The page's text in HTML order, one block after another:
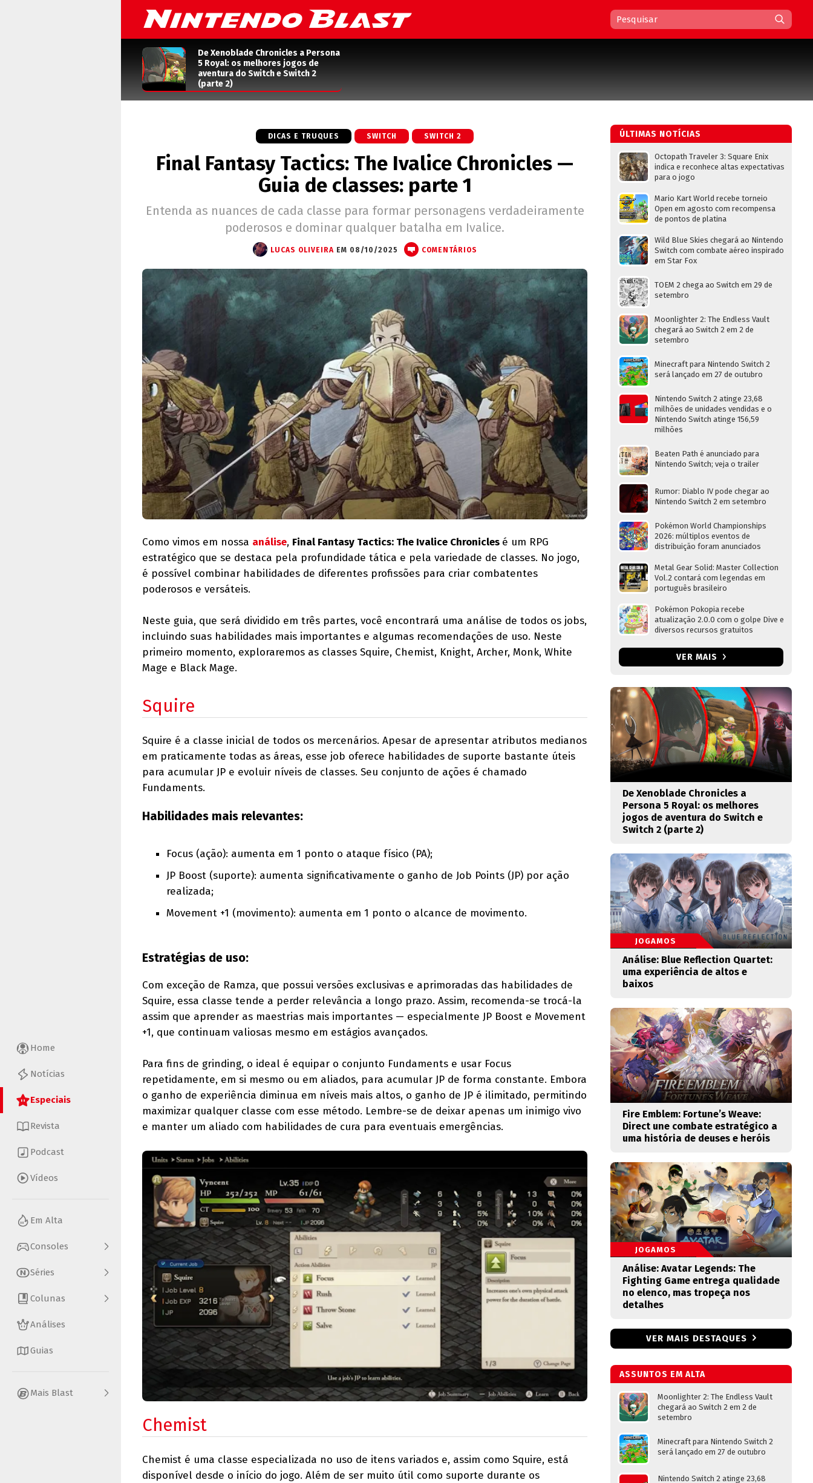
Home
Notícias
Especiais
Revista
Podcast
Vídeos
Em Alta
Consoles
Séries
Colunas
Análises
Guias
Mais Blast
De Xenoblade Chronicles a Persona
5 Royal: os melhores jogos de
aventura do Switch e Switch 2
(parte 2)
DICAS E TRUQUES SWITCH SWITCH 2
Final Fantasy Tactics: The Ivalice Chronicles —
Guia de classes: parte 1
Entenda as nuances de cada classe para formar personagens verdadeiramente
poderosos e dominar qualquer batalha em Ivalice.
LUCAS OLIVEIRA EM 08/10/2025 COMENTÁRIOS
Como vimos em nossa análise, Final Fantasy Tactics: The Ivalice Chronicles é um RPG
estratégico que se destaca pela profundidade tática e pela variedade de classes. No jogo,
é possível combinar habilidades de diferentes profissões para criar combatentes
poderosos e versáteis.
Neste guia, que será dividido em três partes, você encontrará uma análise de todos os jobs,
incluindo suas habilidades mais importantes e algumas recomendações de uso. Neste
primeiro momento, exploraremos as classes Squire, Chemist, Knight, Archer, Monk, White
Mage e Black Mage.
Squire
Squire é a classe inicial de todos os mercenários. Apesar de apresentar atributos medianos
em praticamente todas as áreas, esse job oferece habilidades de suporte bastante úteis
para acumular JP e evoluir níveis de classes. Seu conjunto de ações é chamado
Fundaments.
Habilidades mais relevantes:
Focus (ação): aumenta em 1 ponto o ataque físico (PA);
JP Boost (suporte): aumenta significativamente o ganho de Job Points (JP) por ação
realizada;
Movement +1 (movimento): aumenta em 1 ponto o alcance de movimento.
Estratégias de uso:
Com exceção de Ramza, que possui versões exclusivas e aprimoradas das habilidades de
Squire, essa classe tende a perder relevância a longo prazo. Assim, recomenda-se trocá-la
assim que aprender as maestrias mais importantes — especialmente JP Boost e Movement
+1, que continuam valiosas mesmo em estágios avançados.
Para fins de grinding, o ideal é equipar o conjunto Fundaments e usar Focus
repetidamente, em si mesmo ou em aliados, para acumular JP de forma constante. Embora
o ganho de experiência diminua em níveis mais altos, o ganho de JP é ilimitado, permitindo
maximizar qualquer classe com esse método. Lembre-se de deixar apenas um inimigo vivo
e manter um aliado com habilidades de cura para eventuais emergências.
Chemist
Chemist é uma classe especializada no uso de itens variados e, assim como Squire, está
disponível desde o início do jogo. Além de ser muito útil como suporte durante os
ÚLTIMAS NOTÍCIAS
Octopath Traveler 3: Square Enix
indica e reconhece altas expectativas
para o jogo
Mario Kart World recebe torneio
Open em agosto com recompensa
de pontos de platina
Wild Blue Skies chegará ao Nintendo
Switch com combate aéreo inspirado
em Star Fox
TOEM 2 chega ao Switch em 29 de
setembro
Moonlighter 2: The Endless Vault
chegará ao Switch 2 em 2 de
setembro
Minecraft para Nintendo Switch 2
será lançado em 27 de outubro
Nintendo Switch 2 atinge 23,68
milhões de unidades vendidas e o
Nintendo Switch atinge 156,59
milhões
Beaten Path é anunciado para
Nintendo Switch; veja o trailer
Rumor: Diablo IV pode chegar ao
Nintendo Switch 2 em setembro
Pokémon World Championships
2026: múltiplos eventos de
distribuição foram anunciados
Metal Gear Solid: Master Collection
Vol.2 contará com legendas em
português brasileiro
Pokémon Pokopia recebe
atualização 2.0.0 com o golpe Dive e
diversos recursos gratuitos
VER MAIS
De Xenoblade Chronicles a
Persona 5 Royal: os melhores
jogos de aventura do Switch e
Switch 2 (parte 2)
JOGAMOS
Análise: Blue Reflection Quartet:
uma experiência de altos e
baixos
Fire Emblem: Fortune’s Weave:
Direct une combate estratégico a
uma história de deuses e heróis
JOGAMOS
Análise: Avatar Legends: The
Fighting Game entrega qualidade
no elenco, mas tropeça nos
detalhes
VER MAIS DESTAQUES
ASSUNTOS EM ALTA
Moonlighter 2: The Endless Vault
chegará ao Switch 2 em 2 de
setembro
Minecraft para Nintendo Switch 2
será lançado em 27 de outubro
Nintendo Switch 2 atinge 23,68